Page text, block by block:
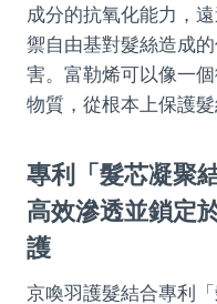
成分的抗氧化能力，
禦自由基對髮絲造成
害。富勒烯可以像一
物質，從根本上保護髮
專利「髮芯凝聚
高效滲透並鎖定
護
京喚羽護髮結合專利